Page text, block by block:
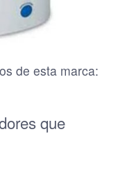
de esta marca:
que